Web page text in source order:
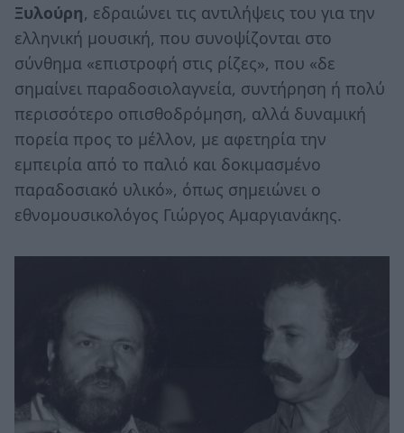
Ξυλούρη, εδραιώνει τις αντιλήψεις του για την
ελληνική μουσική, που συνοψίζονται στο
σύνθημα «επιστροφή στις ρίζες», που «δε
σημαίνει παραδοσιολαγνεία, συντήρηση ή πολύ
περισσότερο οπισθοδρόμηση, αλλά δυναμική
πορεία προς το μέλλον, με αφετηρία την
εμπειρία από το παλιό και δοκιμασμένο
παραδοσιακό υλικό», όπως σημειώνει ο
εθνομουσικολόγος Γιώργος Αμαργιανάκης.